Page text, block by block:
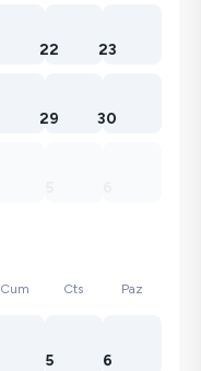
22 23
29 30
Cum Cts Paz
5 6